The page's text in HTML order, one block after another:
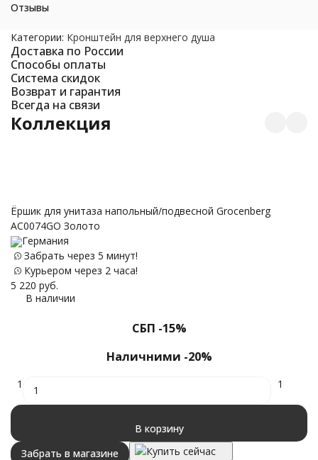
Отзывы
Категории: Кронштейн для верхнего душа
Доставка по России
Способы оплаты
Система скидок
Возврат и гарантия
Всегда на связи
Коллекция
Ёршик для унитаза напольный/подвесной Grocenberg
AC0074GO Золото
Германия
Забрать через 5 минут!
Курьером через 2 часа!
5 220 руб.
В наличии
СБП -15%
Наличними -20%
1 1
В корзину
Забрать в магазине
Купить сейчас